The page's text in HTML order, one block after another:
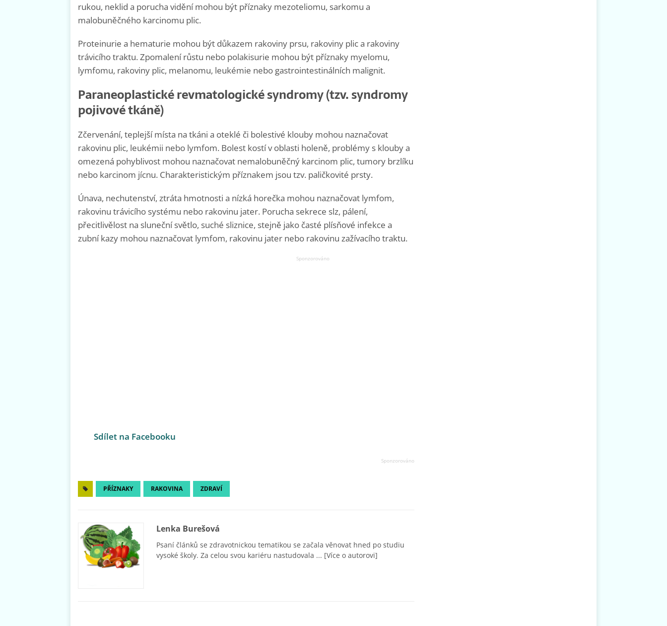
rukou, neklid a porucha vidění mohou být příznaky mezoteliomu, sarkomu a
malobuněčného karcinomu plic.
Proteinurie a hematurie mohou být důkazem rakoviny prsu, rakoviny plic a rakoviny
trávicího traktu. Zpomalení růstu nebo polakisurie mohou být příznaky myelomu,
lymfomu, rakoviny plic, melanomu, leukémie nebo gastrointestinálních malignit.
Paraneoplastické revmatologické syndromy (tzv. syndromy
pojivové tkáně)
Zčervenání, teplejší místa na tkáni a oteklé či bolestivé klouby mohou naznačovat
rakovinu plic, leukémii nebo lymfom. Bolest kostí v oblasti holeně, problémy s klouby a
omezená pohyblivost mohou naznačovat nemalobuněčný karcinom plic, tumory brzlíku
nebo karcinom jícnu. Charakteristickým příznakem jsou tzv. paličkovité prsty.
Únava, nechutenství, ztráta hmotnosti a nízká horečka mohou naznačovat lymfom,
rakovinu trávicího systému nebo rakovinu jater. Porucha sekrece slz, pálení,
přecitlivělost na sluneční světlo, suché sliznice, stejně jako časté plísňové infekce a
zubní kazy mohou naznačovat lymfom, rakovinu jater nebo rakovinu zažívacího traktu.
Sdílet na Facebooku
PŘÍZNAKY RAKOVINA ZDRAVÍ
Lenka Burešová
Psaní článků se zdravotnickou tematikou se začala věnovat hned po studiu
vysoké školy. Za celou svou kariéru nastudovala ... [Více o autorovi]